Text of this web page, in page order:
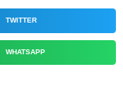
TWITTER
WHATSAPP